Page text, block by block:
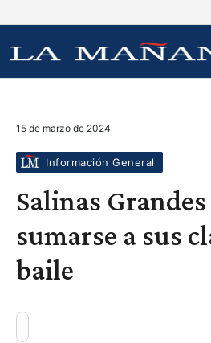
15 de marzo de 2024
Información General
Salinas
sumarse a sus
baile